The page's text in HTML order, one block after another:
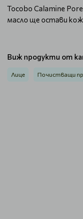
Tocobo Calamine
масло ще остави
Виж продукти от
Лице Почистващи